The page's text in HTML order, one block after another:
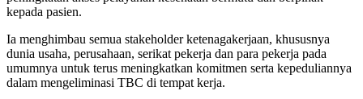
kepada pasien.
Ia menghimbau semua stakeholder ketenagakerjaan, khususnya
dunia usaha, perusahaan, serikat pekerja dan para pekerja pada
umumnya untuk terus meningkatkan komitmen serta kepeduliannya
dalam mengeliminasi TBC di tempat kerja.